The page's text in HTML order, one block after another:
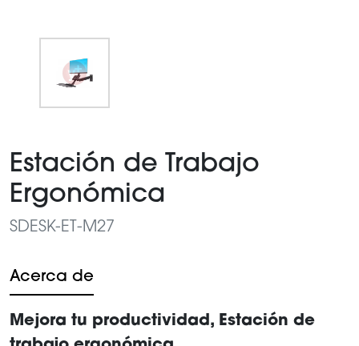
of
1
Estación de Trabajo
Ergonómica
SDESK-ET-M27
Acerca de
Mejora tu productividad, Estación de